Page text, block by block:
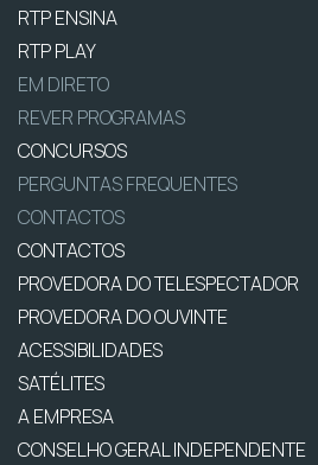
RTP ENSINA
RTP PLAY
EM DIRETO
REVER PROGRAMAS
CONCURSOS
PERGUNTAS FREQUENTES
CONTACTOS
CONTACTOS
PROVEDORA DO TELESPECTADOR
PROVEDORA DO OUVINTE
ACESSIBILIDADES
SATÉLITES
A EMPRESA
CONSELHO GERAL INDEPENDENTE